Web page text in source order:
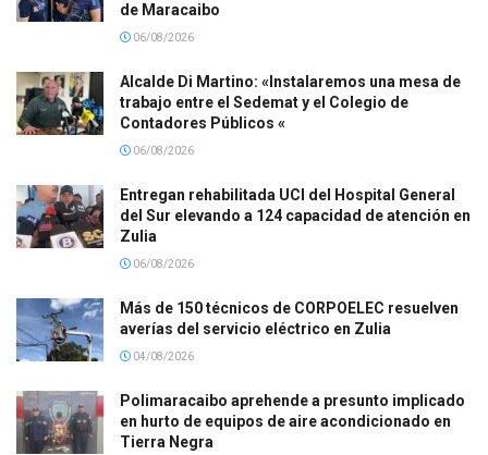
de Maracaibo
06/08/2026
Alcalde Di Martino: «Instalaremos una mesa de
trabajo entre el Sedemat y el Colegio de
Contadores Públicos «
06/08/2026
Entregan rehabilitada UCI del Hospital General
del Sur elevando a 124 capacidad de atención en
Zulia
06/08/2026
Más de 150 técnicos de CORPOELEC resuelven
averías del servicio eléctrico en Zulia
04/08/2026
Polimaracaibo aprehende a presunto implicado
en hurto de equipos de aire acondicionado en
Tierra Negra